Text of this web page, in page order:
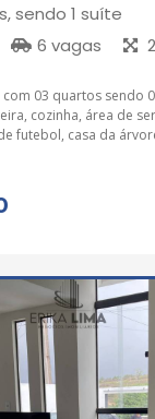
sendo 1 suíte
6 vagas
com 03 quartos sendo
cozinha, área de
futebol, casa da